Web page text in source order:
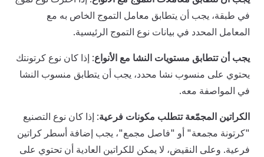
في طبقة، يجب أن يتطابق معامل التموج الخاص به مع
المعامل المحدد في بيانات نوع التموج الرئيسية.
يجب أن تتطابق مستويات النشا مع الأنواع: إذا كان نوع كرتونتك
يحتوي على منسوب نشا محدد، يجب أن يتطابق منسوب النشا
في المواصفة معه.
الكراتين المجمّعة تتطلب مكونات فرعية: إذا كان نوع التصنيع
"كرتونة مجمعة" أو "فاصل مجمع"، يجب إضافة أسطر كراتين
فرعية. وعلى النقيض، لا يمكن للكراتين العادية أن تحتوي على